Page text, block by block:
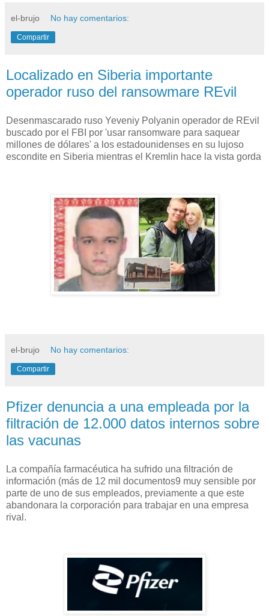
el-brujo No hay comentarios:
Compartir
Localizado en Siberia importante
operador ruso del ransowmare REvil
Desenmascarado ruso Yeveniy Polyanin operador de REvil
buscado por el FBI por 'usar ransomware para saquear
millones de dólares' a los estadounidenses en su lujoso
escondite en Siberia mientras el Kremlin hace la vista gorda
el-brujo No hay comentarios:
Compartir
Pfizer denuncia a una empleada por la
filtración de 12.000 datos internos sobre
las vacunas
La compañía farmacéutica ha sufrido una filtración de
información (más de 12 mil documentos9 muy sensible por
parte de uno de sus empleados, previamente a que este
abandonara la corporación para trabajar en una empresa
rival.